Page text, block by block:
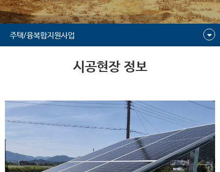
주택/융복합지원사업
시공현장 정보